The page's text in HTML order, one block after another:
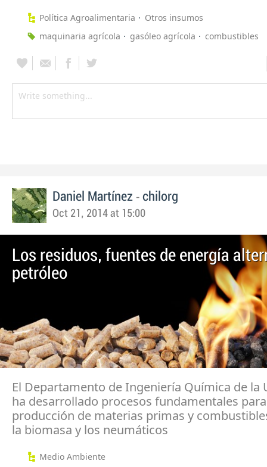
Política Agroalimentaria
Otros insumos
maquinaria agrícola
gasóleo agrícola combustibles
Daniel Martínez - chilorg
Oct 21, 2014 at 15:00
Los residuos, fuentes de energía
petróleo
El Departamento de Ingeniería Química de la
ha desarrollado procesos fundamentales
producción de materias primas y
la biomasa y los neumáticos
Medio Ambiente